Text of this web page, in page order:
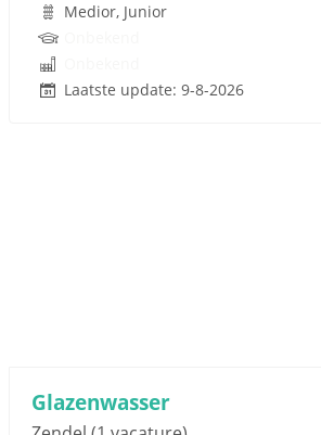
Medior, Junior
Laatste update: 9-8-2026
Glazenwasser